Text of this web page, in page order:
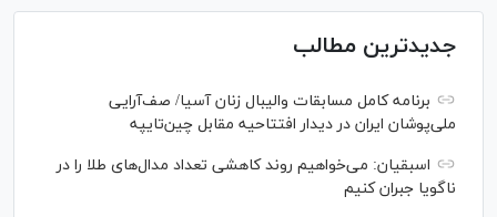
جدیدترین مطالب
برنامه کامل مسابقات والیبال زنان آسیا/ صف‌آرایی
ملی‌پوشان ایران در دیدار افتتاحیه مقابل چین‌تایپه
اسبقیان: می‌خواهیم روند کاهشی تعداد مدال‌های طلا را در
ناگویا جبران کنیم